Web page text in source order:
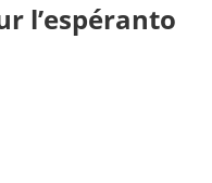
l’espéranto